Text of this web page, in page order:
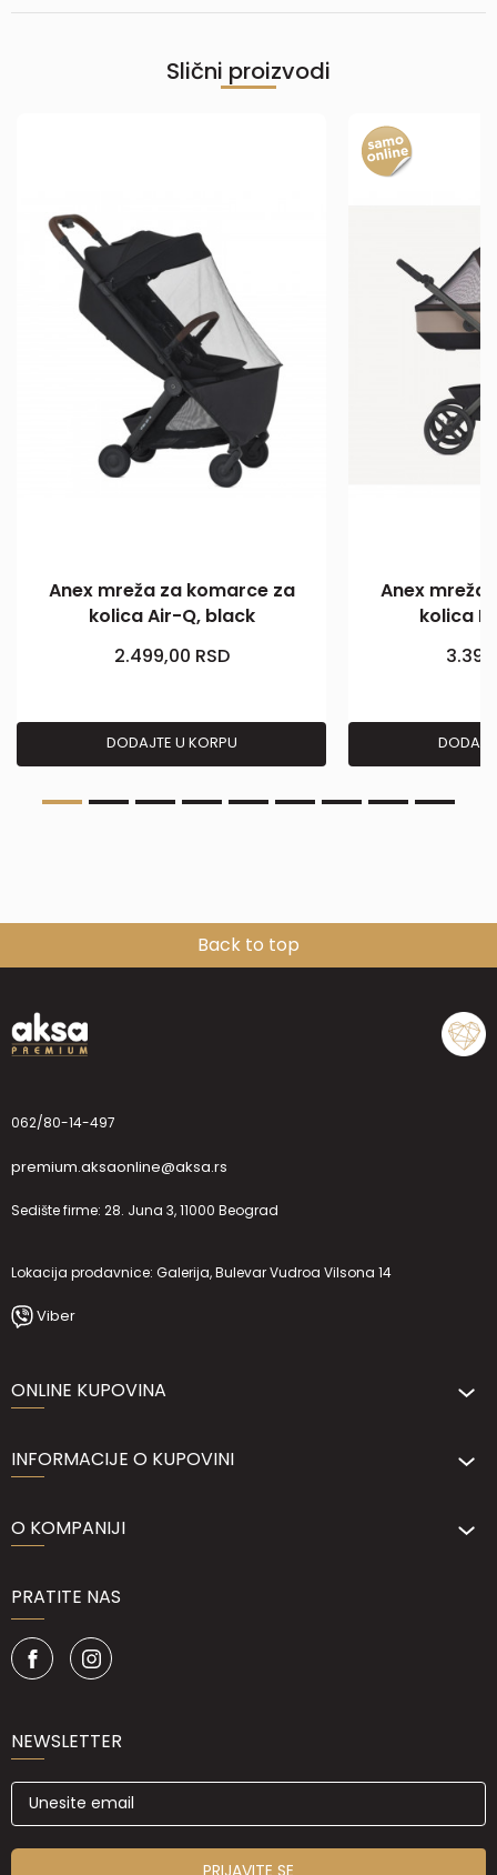
Slični proizvodi
Anex mreža za komarce za
kolica Air-Q, black
2.499,00 RSD
DODAJTE U KORPU
Anex mreža
kolica
Back to top
062/80-14-497
premium.aksaonline@aksa.rs
Sedište firme: 28. Juna 3, 11000 Beograd
Lokacija prodavnice: Galerija, Bulevar Vudroa Vilsona 14
Viber
ONLINE KUPOVINA
INFORMACIJE O KUPOVINI
O KOMPANIJI
PRATITE NAS
NEWSLETTER